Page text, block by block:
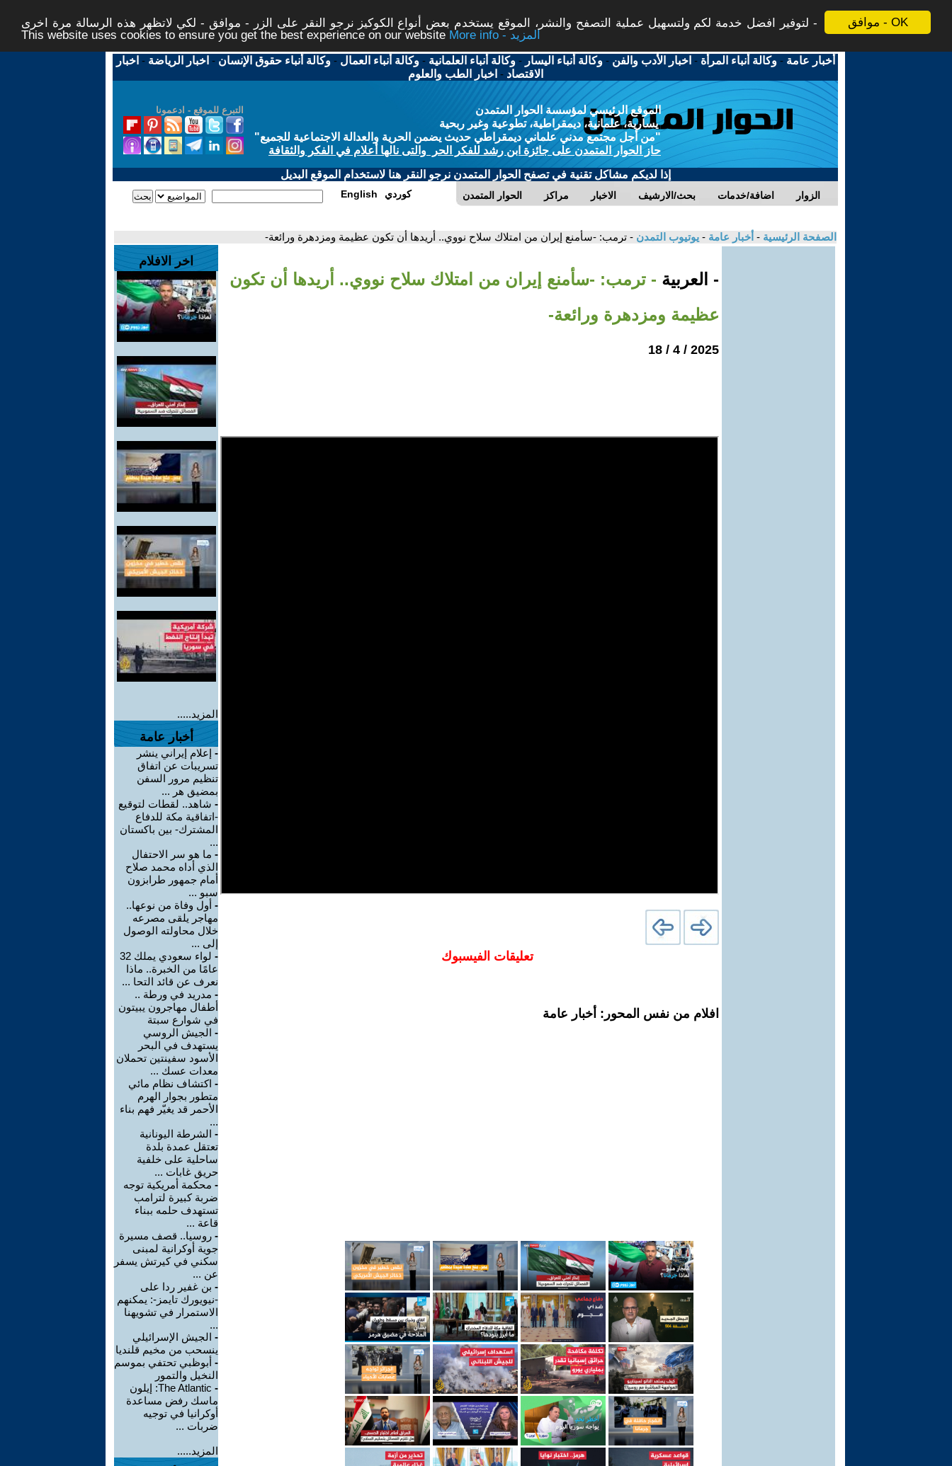
موافق - OK
لتوفير افضل خدمة لكم ولتسهيل عملية التصفح والنشر، الموقع يستخدم بعض أنواع الكوكيز نرجو النقر على الزر - موافق - لكي لاتظهر هذه الرسالة مرة اخرى -
This website uses cookies to ensure you get the best experience on our website
More info - المزيد
أخبار عامة -وكالة أنباء المرأة - اخبار الأدب والفن -وكالة أنباء اليسار -وكالة أنباء العلمانية -وكالة أنباء العمال -وكالة أنباء حقوق الإنسان - اخبار الرياضة - اخبار
الاقتصاد - اخبار الطب والعلوم
التبرع للموقع - ادعمونا
الموقع الرئيسي لمؤسسة الحوار المتمدن
يسارية، علمانية، ديمقراطية، تطوعية وغير ربحية
"من أجل مجتمع مدني علماني ديمقراطي حديث يضمن الحرية والعدالة الاجتماعية للجميع"
حاز الحوار المتمدن على جائزة ابن رشد للفكر الحر والتى نالها أعلام في الفكر والثقافة
إذا لديكم مشاكل تقنية في تصفح الحوار المتمدن نرجو النقر هنا لاستخدام الموقع البديل
الحوار المتمدن مراكز الاخبار بحث/الارشيف اضافة/خدمات الزوار English كوردي
الصفحة الرئيسية - أخبار عامة - يوتيوب التمدن - ترمب: -سأمنع إيران من امتلاك سلاح نووي.. أريدها أن تكون عظيمة ومزدهرة ورائعة-
- العربية - ترمب: -سأمنع إيران من امتلاك سلاح نووي.. أريدها أن تكون
عظيمة ومزدهرة ورائعة-
2025 / 4 / 18
تعليقات الفيسبوك
افلام من نفس المحور: أخبار عامة
اخر الافلام
المزيد.....
أخبار عامة
- إعلام إيراني ينشر
تسريبات عن اتفاق
تنظيم مرور السفن
بمضيق هر ...
- شاهد.. لقطات لتوقيع
-اتفاقية مكة للدفاع
المشترك- بين باكستان
...
- ما هو سر الاحتفال
الذي أداه محمد صلاح
أمام جمهور طرابزون
سبو ...
- أول وفاة من نوعها..
مهاجر يلقى مصرعه
خلال محاولته الوصول
إلى ...
-
لواء سعودي يملك 32
عامًا من الخبرة.. ماذا
نعرف عن قائد التحا ...
- مدريد في ورطة ..
أطفال مهاجرون يبيتون
في شوارع سبتة
- الجيش الروسي
يستهدف في البحر
الأسود سفينتين تحملان
معدات عسك ...
- اكتشاف نظام مائي
متطور بجوار الهرم
الأحمر قد يغيّر فهم بناء
...
- الشرطة اليونانية
تعتقل عمدة بلدة
ساحلية على خلفية
حريق غابات ...
- محكمة أمريكية توجه
ضربة كبيرة لترامب
تستهدف حلمه ببناء
قاعة ...
- روسيا.. قصف مسيرة
جوية أوكرانية لمبنى
سكني في كيرتش يسفر
عن ...
- بن غفير ردا على
-نيويورك تايمز-: يمكنهم
الاستمرار في تشويهنا
...
- الجيش الإسرائيلي
ينسحب من مخيم قلنديا
- أبوظبي تحتفي بموسم
النخيل والتمور
-
The Atlantic: إيلون
ماسك رفض مساعدة
أوكرانيا في توجيه
ضربات ...
المزيد.....